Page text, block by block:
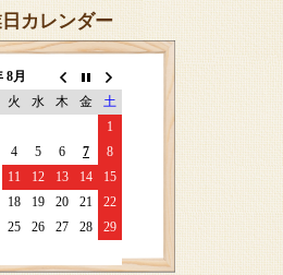
カレンダー
8月
火 水 木 金
土
1
4 5 6 7
8
11 12 13 14
15
18 19 20 21
22
25 26 27 28
29